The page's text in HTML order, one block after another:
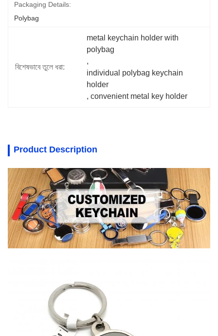
Packaging Details:
Polybag
বিশেষভাবে তুলে ধরা:
metal keychain holder with
polybag
,
individual polybag keychain
holder
, convenient metal key holder
Product Description